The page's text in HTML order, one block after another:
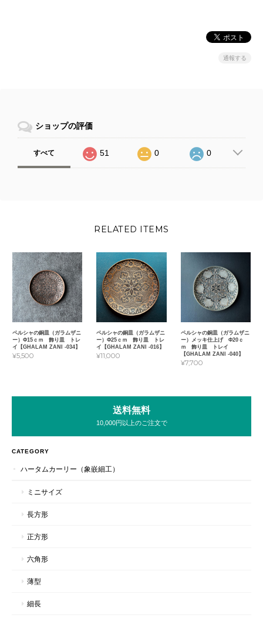
通報する
ショップの評価
すべて 51 0 0
RELATED ITEMS
ペルシャの銅皿（ガラムザニ
ー）Φ15ｃｍ 飾り皿 トレ
イ【GHALAM ZANI -034】
¥5,500
ペルシャの銅皿（ガラムザニ
ー）Φ25ｃｍ 飾り皿 トレ
イ【GHALAM ZANI -016】
¥11,000
ペルシャの銅皿（ガラムザニ
ー）メッキ仕上げ Φ20ｃ
ｍ 飾り皿 トレイ
【GHALAM ZANI -040】
¥7,700
送料無料
10,000円以上のご注文で
CATEGORY
ハータムカーリー（象嵌細工）
ミニサイズ
長方形
正方形
六角形
薄型
細長